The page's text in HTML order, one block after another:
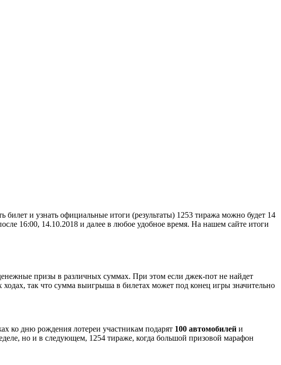
билет и узнать официальные итоги (результаты) 1253 тиража можно будет 14
16:00, 14.10.2018 и далее в любое удобное время. На нашем сайте итоги
призы в различных суммах. При этом если джек-пот не найдет
ходах, так что сумма выигрыша в билетах может под конец игры значительно
ко дню рождения лотереи участникам подарят 100 автомобилей и
но и в следующем, 1254 тираже, когда большой призовой марафон